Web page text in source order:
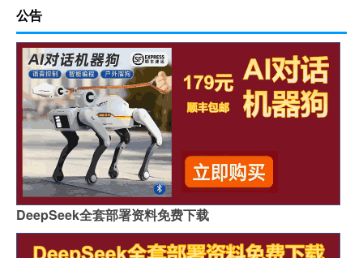
公告
DeepSeek全套部署资料免费下载